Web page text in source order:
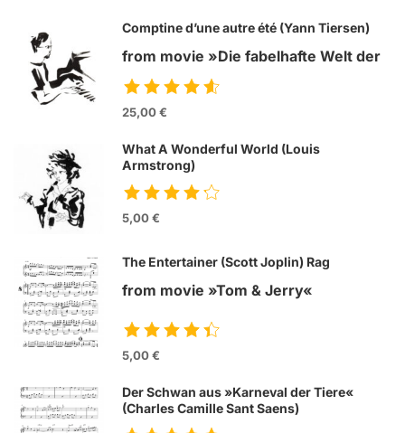
Comptine d’une autre été (Yann Tiersen)
from movie »Die fabelhafte Welt der
Amelie«
25,00 €
What A Wonderful World (Louis
Armstrong)
5,00 €
The Entertainer (Scott Joplin) Rag
from movie »Tom & Jerry«
5,00 €
Der Schwan aus »Karneval der Tiere«
(Charles Camille Sant Saens)